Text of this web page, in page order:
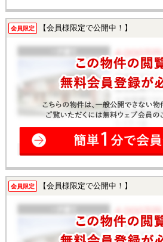
会員限定 【会員様限定で公開中！】
会員限定 【会員様限定で公開中！】